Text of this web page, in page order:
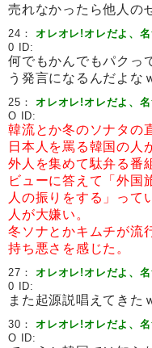
売れなかったら他人の
24：オレオレ!オレだよ、
0 ID:
何でもかんでもパクっ
う発言になるんだよな
25：オレオレ!オレだよ、
O ID:
韓流とか冬のソナタの
日本人を罵る韓国の人
外人を集めて駄弁る番
ビューに答えて「外国
人の振りをする」って
人が大嫌い。
冬ソナとかキムチが流
持ち悪さを感じた。
27：オレオレ!オレだよ、
0 ID:
また起源説唱えてきた
30：オレオレ!オレだよ、
O ID: